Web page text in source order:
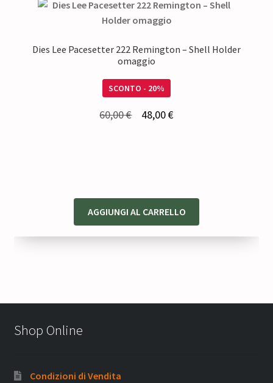
Dies Lee Pacesetter 222 Remington – Shell Holder
omaggio
SCONTO - 20%
60,00€ 48,00€Il
AGGIUNGI AL CARRELLO
Shop Online
Condizioni di Vendita